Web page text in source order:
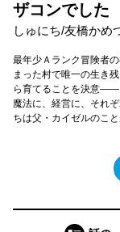
ザコンでした
しゅにち/友橋かめ
最年少Ａランク冒険者
まった村で唯一の生き
ら育てることを決意――
魔法に、経営に、それ
ちは父・カイゼルのこ